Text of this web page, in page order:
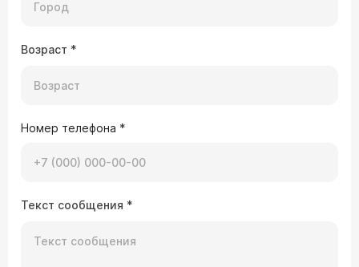
Возраст *
Номер телефона *
Текст сообщения *